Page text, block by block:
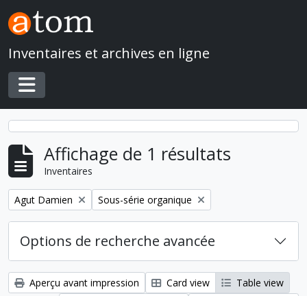
Skip to main content
Inventaires et archives en ligne
Toggle navigation
Affichage de 1 résultats
Inventaires
Remove filter:
Agut Damien Remove filter:
Sous-série organique
Options de recherche avancée
Aperçu avant impression Card view
Table view